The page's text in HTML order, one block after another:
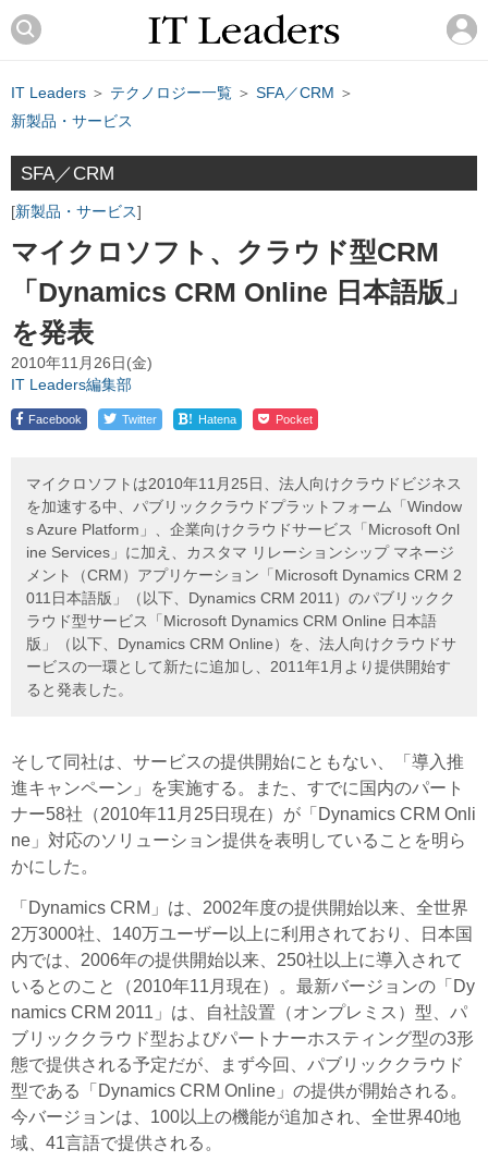
IT Leaders ＞ テクノロジー一覧 ＞ SFA／CRM ＞
新製品・サービス
SFA／CRM
新製品・サービス
マイクロソフト、クラウド型CRM
「Dynamics CRM Online 日本語版」
を発表
2010年11月26日(金)
IT Leaders編集部
Facebook Twitter ! Hatena Pocket
マイクロソフトは2010年11月25日、法人向けクラウドビジネス
を加速する中、パブリッククラウドプラットフォーム「Window
s Azure Platform」、企業向けクラウドサービス「Microsoft Onl
ine Services」に加え、カスタマ リレーションシップ マネージ
メント（CRM）アプリケーション「Microsoft Dynamics CRM 2
011日本語版」（以下、Dynamics CRM 2011）のパブリックク
ラウド型サービス「Microsoft Dynamics CRM Online 日本語
版」（以下、Dynamics CRM Online）を、法人向けクラウドサ
ービスの一環として新たに追加し、2011年1月より提供開始す
ると発表した。
そして同社は、サービスの提供開始にともない、「導入推
進キャンペーン」を実施する。また、すでに国内のパート
ナー58社（2010年11月25日現在）が「Dynamics CRM Onli
ne」対応のソリューション提供を表明していることを明ら
かにした。
「Dynamics CRM」は、2002年度の提供開始以来、全世界
2万3000社、140万ユーザー以上に利用されており、日本国
内では、2006年の提供開始以来、250社以上に導入されて
いるとのこと（2010年11月現在）。最新バージョンの「Dy
namics CRM 2011」は、自社設置（オンプレミス）型、パ
ブリッククラウド型およびパートナーホスティング型の3形
態で提供される予定だが、まず今回、パブリッククラウド
型である「Dynamics CRM Online」の提供が開始される。
今バージョンは、100以上の機能が追加され、全世界40地
域、41言語で提供される。